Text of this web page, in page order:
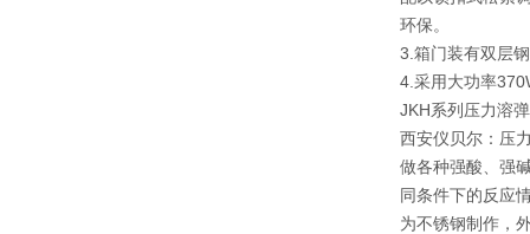
环保。
3.箱门装有双层
4.采用大功率
JKH系列压力溶
西安仪贝尔：压
做各种强酸、强
同条件下的反应
为不锈钢制作，